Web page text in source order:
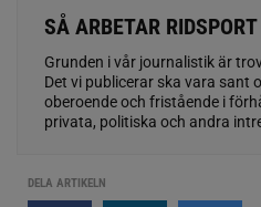
SÅ ARBETAR RIDSPORT
Grunden i vår journalistik är
Det vi publicerar ska vara sant
oberoende och fristående i
privata, politiska och andra
DELA ARTIKELN